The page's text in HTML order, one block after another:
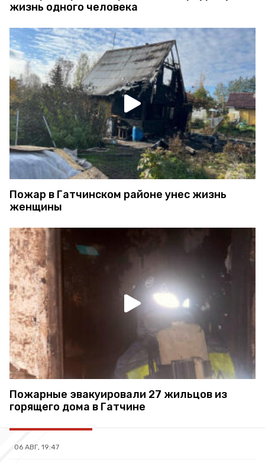
жизнь одного человека
Пожар в Гатчинском районе унес жизнь
женщины
Пожарные эвакуировали 27 жильцов из
горящего дома в Гатчине
06 АВГ, 19:47